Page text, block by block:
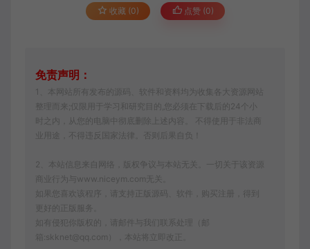
收藏 (0) 点赞 (0)
免责声明：
1、本网站所有发布的源码、软件和资料均为收集各大资源网站
整理而来;仅限用于学习和研究目的,您必须在下载后的24个小
时之内，从您的电脑中彻底删除上述内容。 不得使用于非法商
业用途，不得违反国家法律。否则后果自负！
2、本站信息来自网络，版权争议与本站无关。一切关于该资源
商业行为与www.niceym.com无关。
如果您喜欢该程序，请支持正版源码、软件，购买注册，得到
更好的正版服务。
如有侵犯你版权的，请邮件与我们联系处理（邮
箱:skknet@qq.com），本站将立即改正。